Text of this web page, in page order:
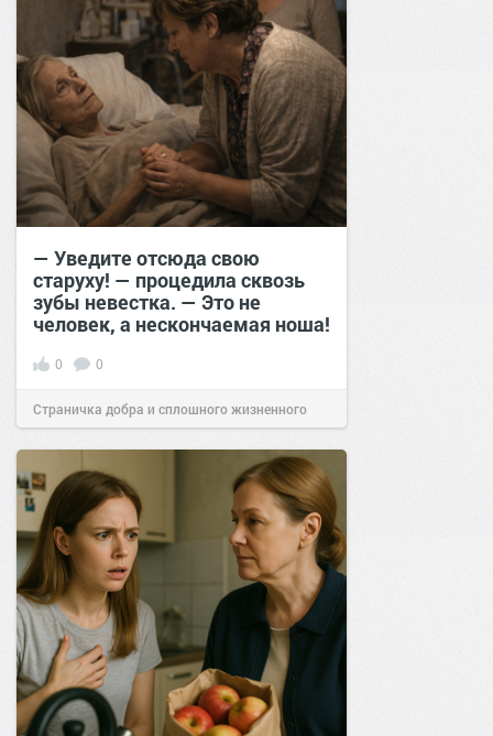
— Уведите отсюда свою
старуху! — процедила сквозь
зубы невестка. — Это не
человек, а нескончаемая ноша!
0 0
Страничка добра и сплошного жизненного
позитива!16:2009 янв 2026